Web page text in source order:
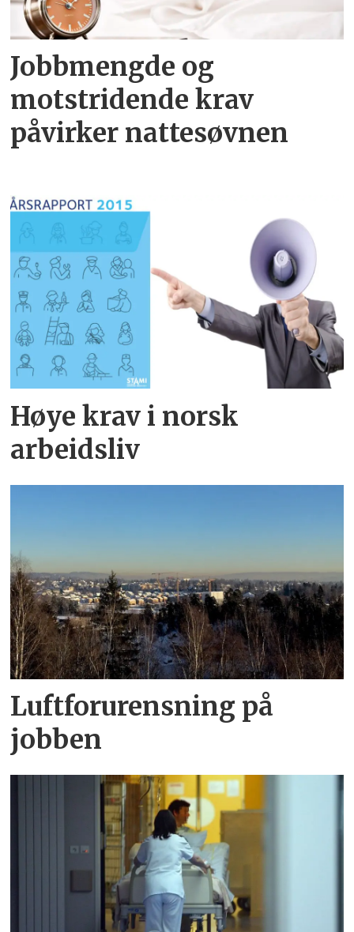
Jobbmengde og
motstridende krav
påvirker nattesøvnen
Høye krav i norsk
arbeidsliv
Luftforurensning på
jobben